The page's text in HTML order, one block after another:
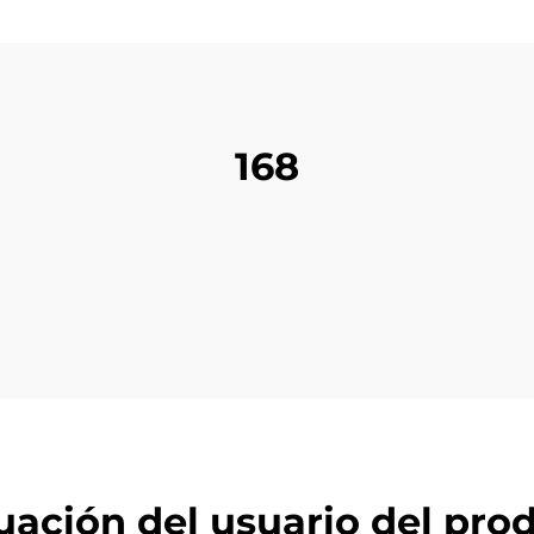
168
del usuario del